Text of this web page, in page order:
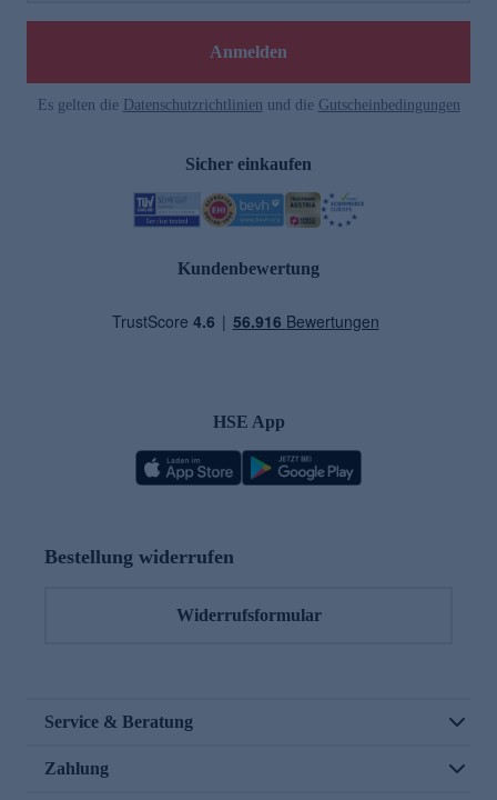
Anmelden
Es gelten die Datenschutzrichtlinien und die Gutscheinbedingungen
Sicher einkaufen
Kundenbewertung
HSE App
Bestellung widerrufen
Widerrufsformular
Service & Beratung
Zahlung